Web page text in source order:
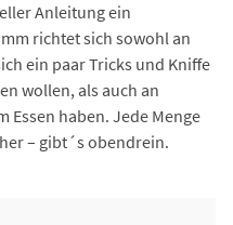
Anleitung ein
richtet sich sowohl an
ein paar Tricks und Kniffe
wollen, als auch an
Essen haben. Jede Menge
– gibt´s obendrein.